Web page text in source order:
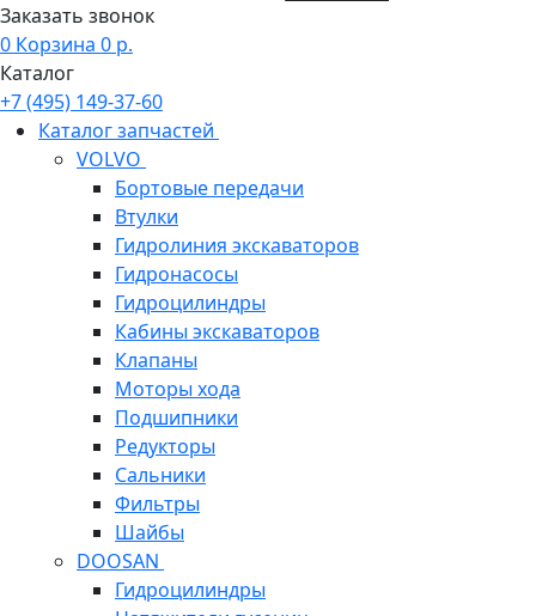
Заказать звонок
0 Корзина 0 р.
Каталог
+7 (495) 149-37-60
Каталог запчастей
VOLVO
Бортовые передачи
Втулки
Гидролиния экскаваторов
Гидронасосы
Гидроцилиндры
Кабины экскаваторов
Клапаны
Моторы хода
Подшипники
Редукторы
Сальники
Фильтры
Шайбы
DOOSAN
Гидроцилиндры